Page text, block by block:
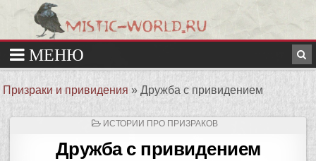
Призраки и привидения »Дружба с привидением
ОПУБЛИКОВАНО
ИСТОРИИ ПРО ПРИЗРАКОВ
Дружба с привидением